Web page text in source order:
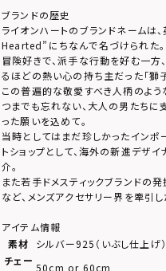
ブランドの歴史
ライオンハートのブランドネーム
Hearted”にちなんで名づけられた。
冒険好きで、派手な行動を好む一
るほどの熱い心の持ち主だった「獅子
この普遍的な敬愛すべき人柄のよ
つまでも忘れない、大人の男たちに
った願いを込めて。
当時としてはまだ珍しかったインポ
トショップとして、海外の新進デザ
介。
また若手ドメスティックブランドの
など、メンズアクセサリー界を牽引し
アイテム情報
素材
シルバー925（いぶし仕上げ）
チェー
50cm or 60cm